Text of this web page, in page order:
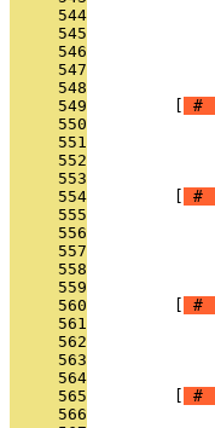
     544
     545
     546
     547
     548
     549
#
     550
     551
     552
     553
     554
#
     555
     556
     557
     558
     559
     560
#
     561
     562
     563
     564
     565
#
     566